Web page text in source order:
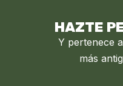
HAZTE
Y pertenece
más